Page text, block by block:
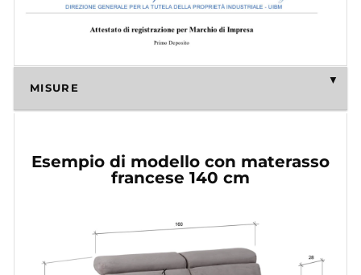
MISURE
Esempio di modello con materasso
francese 140 cm